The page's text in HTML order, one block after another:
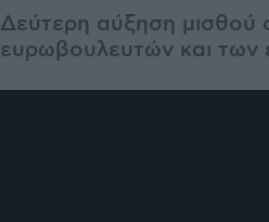
Δεύτερη αύξηση μισθού
ευρωβουλευτών και